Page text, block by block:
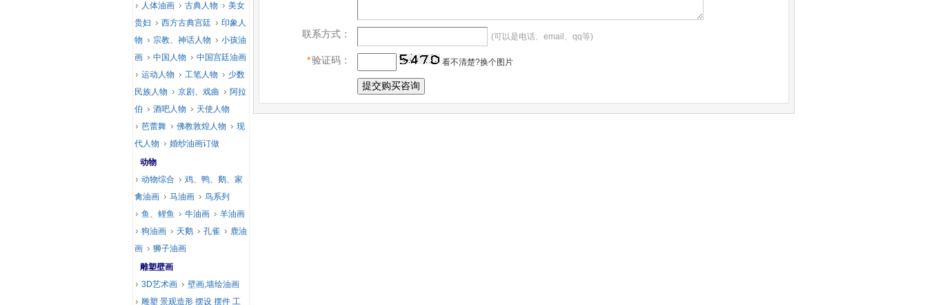
联系方式： (可以是电话、email、qq等)
*验证码： 看不清楚?换个图片
人体油画
古典人物
美女
贵妇
西方古典宫廷
印象人
物
宗教、神话人物
小孩油
画
中国人物
中国宫廷油画
运动人物
工笔人物
少数
民族人物
京剧、戏曲
阿拉
伯
酒吧人物
天使人物
芭蕾舞
佛教敦煌人物
现
代人物
婚纱油画订做
动物
动物综合
鸡、鸭、鹅、家
禽油画
马油画
鸟系列
鱼、鲤鱼
牛油画
羊油画
狗油画
天鹅 孔雀
鹿油
画
狮子油画
雕塑壁画
3D艺术画
壁画,墙绘油画
雕塑 景观造形 摆设 摆件 工